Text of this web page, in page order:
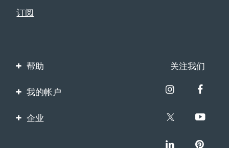
帮助
联系我们
保修与退换货
关注我们
我的帐户
产品注册
企业